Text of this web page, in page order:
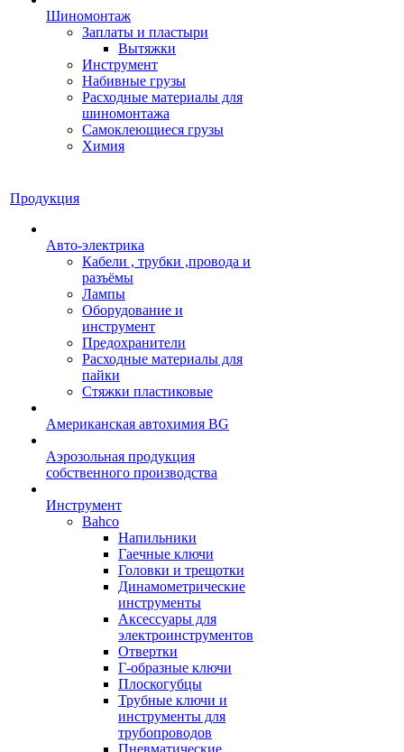
Шиномонтаж
Заплаты и пластыри
Вытяжки
Инструмент
Набивные грузы
Расходные материалы для
шиномонтажа
Самоклеющиеся грузы
Химия
Продукция
Авто-электрика
Кабели , трубки ,провода и
разъёмы
Лампы
Оборудование и
инструмент
Предохранители
Расходные материалы для
пайки
Стяжки пластиковые
Американская автохимия BG
Аэрозольная продукция
собственного производства
Инструмент
Bahco
Напильники
Гаечные ключи
Головки и трещотки
Динамометрические
инструменты
Аксессуары для
электроинструментов
Отвертки
Г-образные ключи
Плоскогубцы
Трубные ключи и
инструменты для
трубопроводов
Пневматические